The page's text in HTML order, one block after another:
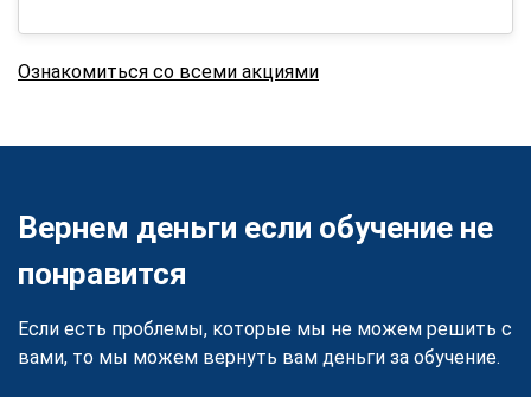
Ознакомиться со всеми акциями
Вернем деньги если обучение не
понравится
Если есть проблемы, которые мы не можем решить с
вами, то мы можем вернуть вам деньги за обучение.